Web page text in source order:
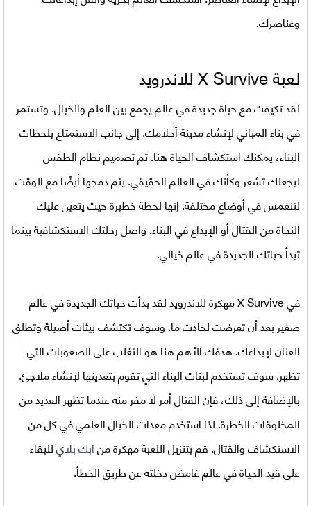
وعناصرك.
لعبةX Survive للاندرويد
لقد تكيفت مع حياة جديدة في عالم يجمع بين العلم والخيال. وتستمر
في بناء المباني لإنشاء مدينة أحلامك. إلى جانب الاستمتاع بلحظات
البناء، يمكنك استكشاف الحياة هنا. تم تصميم نظام الطقس
ليجعلك تشعر وكأنك في العالم الحقيقي. يتم دمجها أيضًا مع الوقت
لتنغمس في أوضاع مختلفة. إنها لحظة خطيرة حيث يتعين عليك
النجاة من القتال أو الإبداع في البناء. واصل رحلتك الاستكشافية بينما
تبدأ حياتك الجديدة في عالم خيالي.
فيX Survive مهكرة للاندرويد
لقد بدأت حياتك الجديدة في عالم
صغير بعد أن تعرضت لحادث ما. وسوف تكتشف بيئات أصيلة وتطلق
العنان لإبداعك. هدفك الأهم هنا هو التغلب على الصعوبات التي
تظهر. سوف تستخدم لبنات البناء التي تقوم بتعدينها لإنشاء ملاجئ.
بالإضافة إلى ذلك، فإن القتال أمر لا مفر منه عندما تظهر العديد من
المخلوقات الخطرة. لذا استخدم معدات الخيال العلمي في كل من
الاستكشاف والقتال. قم بتنزيل اللعبة مهكرة منابك بلايللبقاء
على قيد الحياة في عالم غامض دخلته عن طريق الخطأ.